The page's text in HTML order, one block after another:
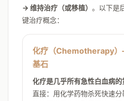
→ 维持治疗（或移植） 。以下是
键治疗概念：
化疗（Chemotherapy
基石
化疗是几乎所有急性白血病的
直接：用化学药物杀死快速